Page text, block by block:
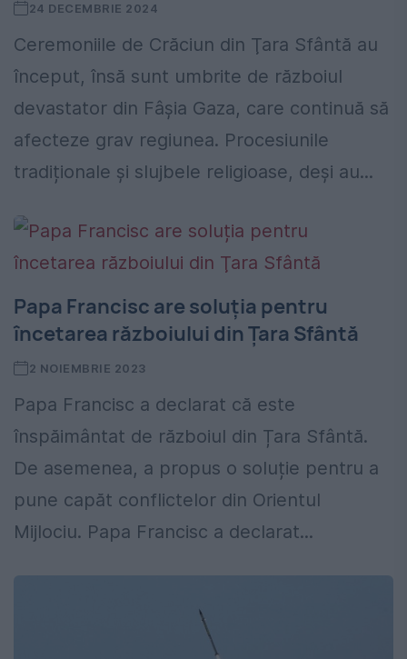
24 DECEMBRIE 2024
Ceremoniile de Crăciun din Ţara Sfântă au
început, însă sunt umbrite de războiul
devastator din Fâşia Gaza, care continuă să
afecteze grav regiunea. Procesiunile
tradiționale și slujbele religioase, deși au...
Papa Francisc are soluția pentru
încetarea războiului din Ţara Sfântă
2 NOIEMBRIE 2023
Papa Francisc a declarat că este
înspăimântat de războiul din Țara Sfântă.
De asemenea, a propus o soluție pentru a
pune capăt conflictelor din Orientul
Mijlociu. Papa Francisc a declarat...